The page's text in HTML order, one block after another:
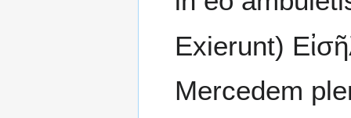
Exierunt)
Mercedem